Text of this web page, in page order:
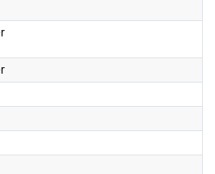
2022
2022